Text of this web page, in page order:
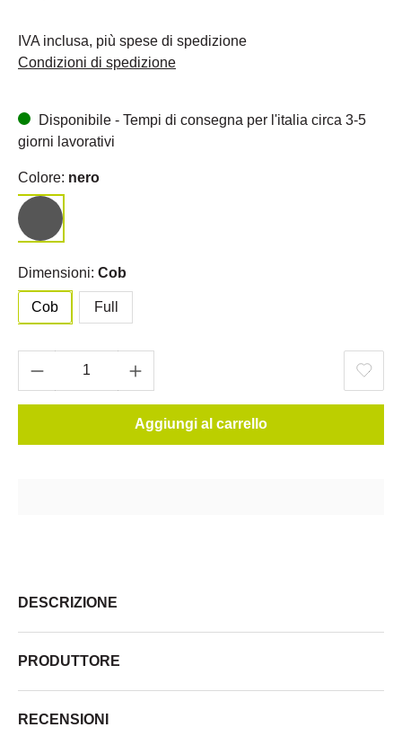
IVA inclusa, più spese di spedizione
Condizioni di spedizione
Disponibile - Tempi di consegna per l'italia circa 3-5
giorni lavorativi
Colore: nero
Dimensioni: Cob
Cob Full
Aggiungi al carrello
DESCRIZIONE
PRODUTTORE
RECENSIONI